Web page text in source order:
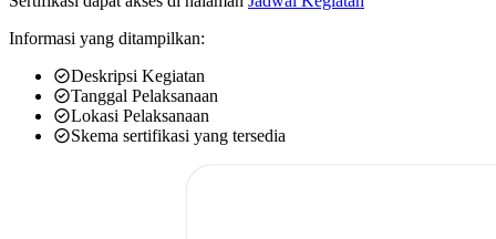
Informasi yang ditampilkan:
Deskripsi Kegiatan
Tanggal Pelaksanaan
Lokasi Pelaksanaan
Skema sertifikasi yang tersedia